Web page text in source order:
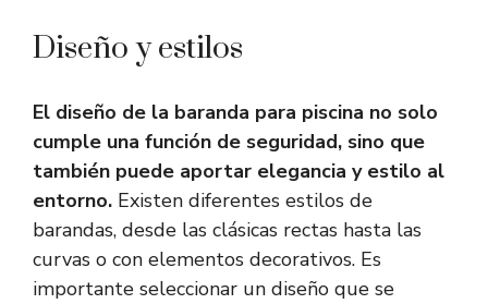
Diseño y estilos
El diseño de la baranda para piscina no solo
cumple una función de seguridad, sino que
también puede aportar elegancia y estilo al
entorno. Existen diferentes estilos de
barandas, desde las clásicas rectas hasta las
curvas o con elementos decorativos. Es
importante seleccionar un diseño que se